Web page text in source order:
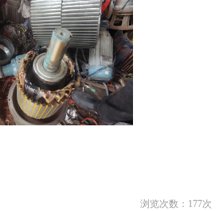
浏览次数： 177次